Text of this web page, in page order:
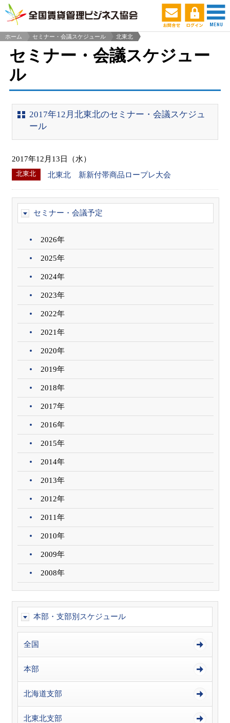
ホーム
セミナー・会議スケジュール
北東北
セミナー・会議スケジュー
ル
2017年12月北東北のセミナー・会議スケジュ
ール
2017年12月13日（水）
北東北 北東北 新新付帯商品ロープレ大会
セミナー・会議予定
2026年
2025年
2024年
2023年
2022年
2021年
2020年
2019年
2018年
2017年
2016年
2015年
2014年
2013年
2012年
2011年
2010年
2009年
2008年
本部・支部別スケジュール
全国
本部
北海道支部
北東北支部